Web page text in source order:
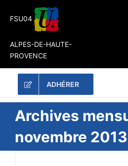
FSU04
ALPES-DE-HAUTE-
PROVENCE
ADHÉRER
Archives
novembre 2013